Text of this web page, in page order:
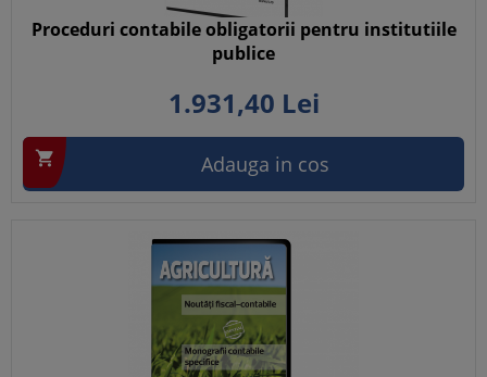
Proceduri contabile obligatorii pentru institutiile
publice
1.931,40 Lei
 Adauga in cos